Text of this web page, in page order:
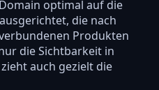
optimal auf die
die nach
Produkten
die Sichtbarkeit in
auch gezielt die